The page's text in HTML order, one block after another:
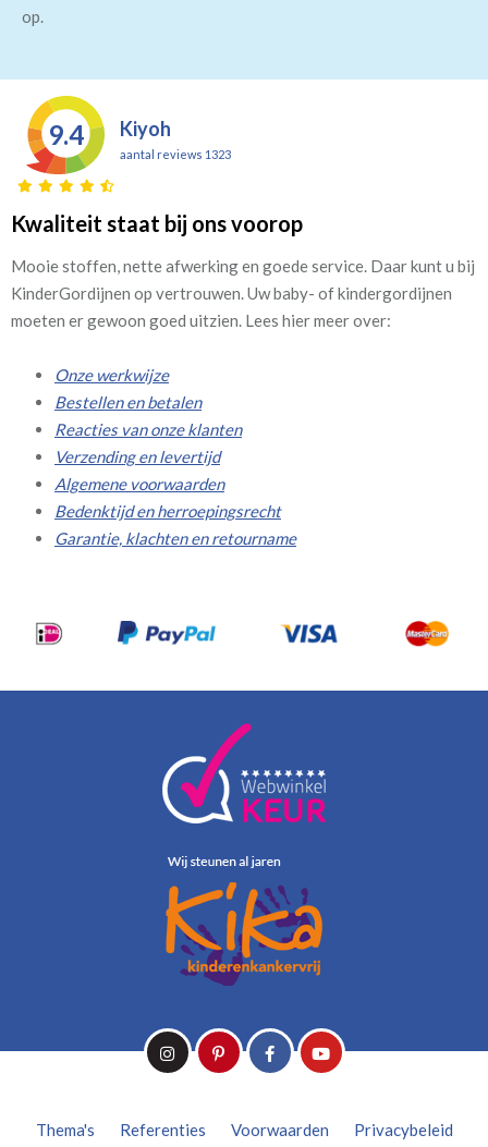
op.
9.4 Kiyoh
aantal reviews 1323
Kwaliteit staat bij ons voorop
Mooie stoffen, nette afwerking en goede service. Daar kunt u bij
KinderGordijnen op vertrouwen. Uw baby- of kindergordijnen
moeten er gewoon goed uitzien. Lees hier meer over:
Onze werkwijze
Bestellen en betalen
Reacties van onze klanten
Verzending en levertijd
Algemene voorwaarden
Bedenktijd en herroepingsrecht
Garantie, klachten en retourname
Thema's Referenties Voorwaarden
Privacybeleid